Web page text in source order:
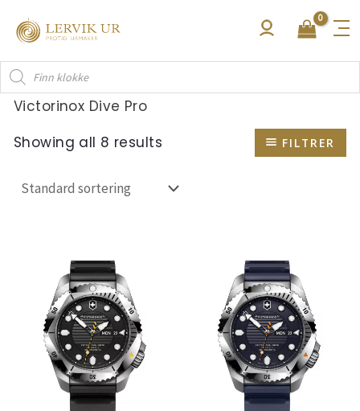
rett
innholdet
Products
search
Victorinox Dive Pro
Showing all 8 results
FILTRER